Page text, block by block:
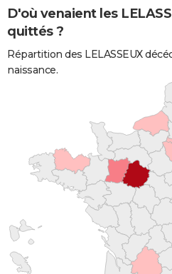
D'où venaient les
quittés ?
Répartition des LELASSEUX
naissance.